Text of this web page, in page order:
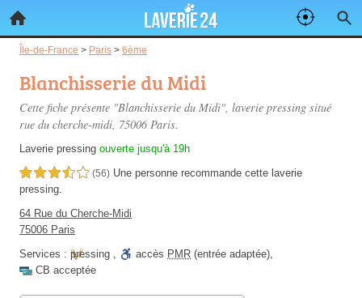
Île-de-France > Paris > 6ème
Blanchisserie du Midi
Cette fiche présente "Blanchisserie du Midi", laverie pressing situé
rue du cherche-midi, 75006 Paris.
Laverie pressing ouverte jusqu'à 19h
3,5 étoiles sur 5 (56) Une personne recommande cette laverie
pressing.
64 Rue du Cherche-Midi
75006 Paris
Services : pressing , accès PMR (entrée adaptée),
CB acceptée